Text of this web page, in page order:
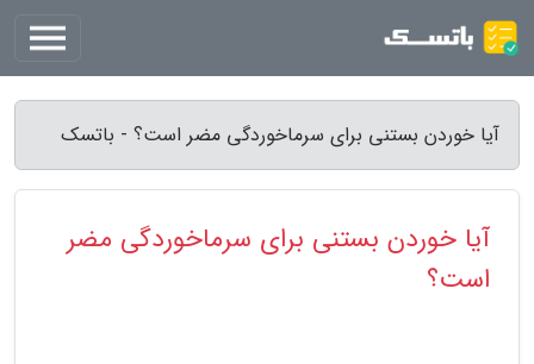
آیا خوردن بستنی برای سرماخوردگی مضر است؟ - باتسک
آیا خوردن بستنی برای سرماخوردگی مضر
است؟